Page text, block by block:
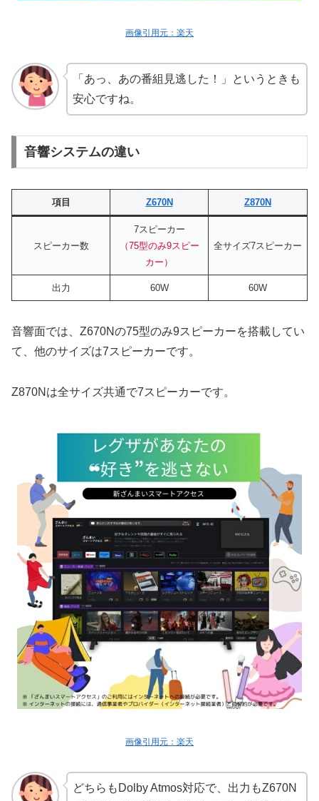
画像引用元：楽天
「あっ、あの番組見逃した！」というときも
安心ですね。
音響システムの違い
項目 Z670N Z870N
スピーカー数
7スピーカー
（75型のみ9スピー
カー）
全サイズ7スピーカー
出力 60W 60W
音響面では、Z670Nの75型のみ9スピーカーを搭載してい
て、他のサイズは7スピーカーです。
Z870Nは全サイズ共通で7スピーカーです。
画像引用元：楽天
どちらもDolby Atmos対応で、出力もZ670N